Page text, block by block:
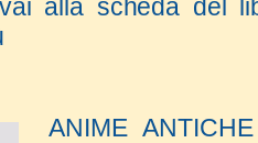
alla scheda del
ANIME